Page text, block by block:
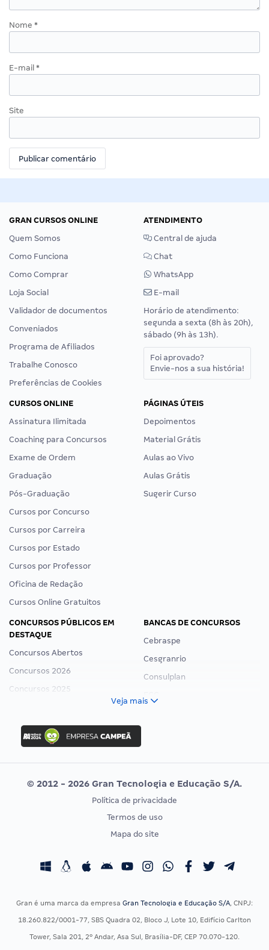
Nome *
E-mail *
Site
GRAN CURSOS ONLINE
Quem Somos
Como Funciona
Como Comprar
Loja Social
Validador de documentos
Conveniados
Programa de Afiliados
Trabalhe Conosco
Preferências de Cookies
ATENDIMENTO
Central de ajuda
Chat
WhatsApp
E-mail
Horário de atendimento:
segunda a sexta (8h às 20h),
sábado (9h às 13h).
Foi aprovado?
Envie-nos a sua história!
CURSOS ONLINE
Assinatura Ilimitada
Coaching para Concursos
Exame de Ordem
Graduação
Pós-Graduação
Cursos por Concurso
Cursos por Carreira
Cursos por Estado
Cursos por Professor
Oficina de Redação
Cursos Online Gratuitos
PÁGINAS ÚTEIS
Depoimentos
Material Grátis
Aulas ao Vivo
Aulas Grátis
Sugerir Curso
CONCURSOS PÚBLICOS EM
DESTAQUE
Concursos Abertos
Concursos 2026
Concursos 2025
Concurso Ibama
Concurso MPU
Editais publicados
BANCAS DE CONCURSOS
Cebraspe
Cesgranrio
Consulplan
Vunesp
CONCURSOS POR PROFISSÃO
Concursos Fiscais
Concursos Saúde
EXAME DE ORDEM
Calendário OAB
Veja mais
© 2012 - 2026 Gran Tecnologia e Educação S/A.
Política de privacidade
Termos de uso
Mapa do site
Gran é uma marca da empresa Gran Tecnologia e Educação S/A, CNPJ:
18.260.822/0001-77, SBS Quadra 02, Bloco J, Lote 10, Edifício Carlton
Tower, Sala 201, 2º Andar, Asa Sul, Brasília-DF, CEP 70.070-120.